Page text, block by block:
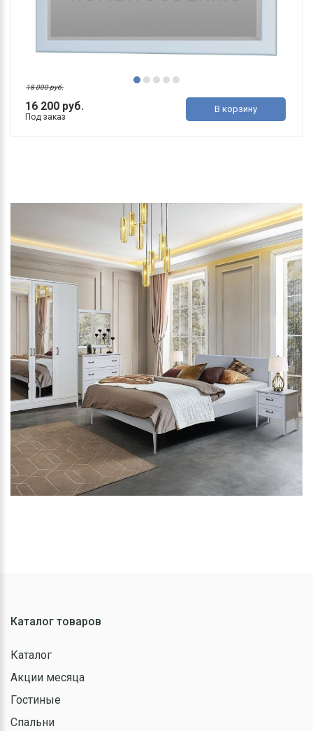
16 200 руб.
18 000 руб.
Под заказ
В корзину
Каталог товаров
Каталог
Акции месяца
Гостиные
Спальни